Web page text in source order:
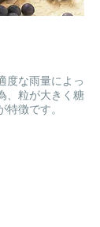
度な雨量によっ
、粒が大きく糖
徴です。